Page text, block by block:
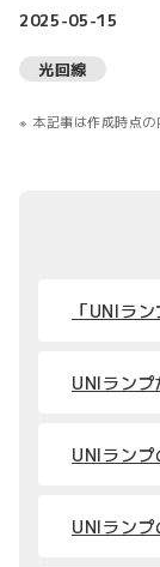
2025-05-15
光回線
本記事は作成時点の
「UNIラ
UNIラン
UNIラン
UNIラン